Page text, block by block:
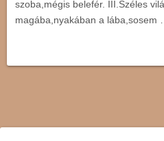
szoba,mégis belefér. III.Széles
magába,nyakában a lába,sosem …